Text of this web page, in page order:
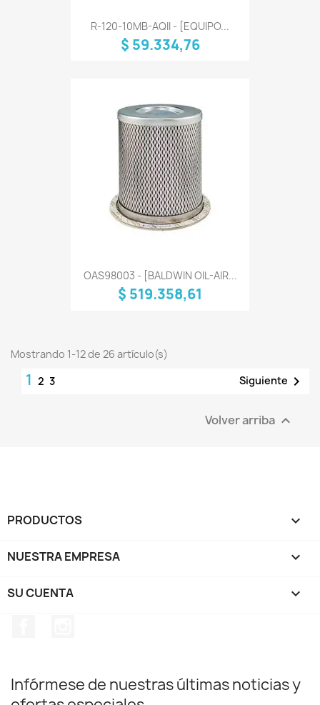
R-120-10MB-AQII - [EQUIPO...
$ 59.334,76
OAS98003 - [BALDWIN OIL-AIR...
$ 519.358,61
Mostrando 1-12 de 26 artículo(s)
1 2 3 Siguiente 
Volver arriba 
PRODUCTOS 
NUESTRA EMPRESA 
SU CUENTA 
Infórmese de nuestras últimas noticias y